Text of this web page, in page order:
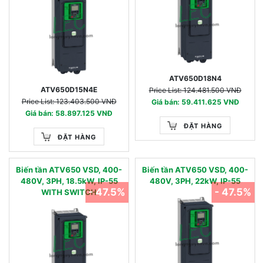
ATV650D15N4E
Price List: 123.403.500 VNĐ
Giá bán: 58.897.125 VNĐ
ĐẶT HÀNG
ATV650D18N4
Price List: 124.481.500 VNĐ
Giá bán: 59.411.625 VNĐ
ĐẶT HÀNG
Biến tần ATV650 VSD, 400-
480V, 3PH, 18.5kW, IP-55
WITH SWITCH- 47.5%
Biến tần ATV650 VSD, 400-
480V, 3PH, 22kW, IP-55
- 47.5%